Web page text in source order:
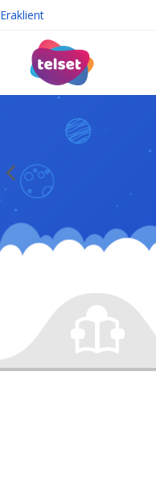
Eraklient